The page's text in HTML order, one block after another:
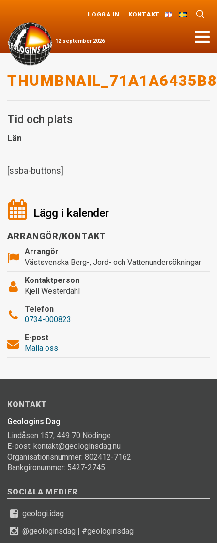
Meny
12 september 2026
LOGGA IN KONTAKT
Tid och plats
Län
[ssba-buttons]
Lägg i kalender
ARRANGÖR/KONTAKT
Arrangör
Västsvenska Berg-, Jord- och Vattenundersökningar
Kontaktperson
Kjell Westerdahl
Telefon
0734-000823
E-post
Maila oss
KONTAKT
Geologins Dag
Lindåsen 157, 449 70 Nödinge
E-post: kontakt@geologinsdag.nu
Organisationsnummer: 802412-7162
Bankgironummer: 5427-2745
SOCIALA MEDIER
geologi.idag
@geologinsdag | #geologinsdag